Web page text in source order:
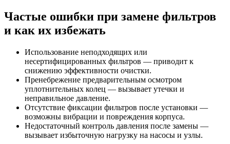
Частые ошибки при замене фильтров
и как их избежать
Использование неподходящих или
несертифицированных фильтров — приводит к
снижению эффективности очистки.
Пренебрежение предварительным осмотром
уплотнительных колец — вызывает утечки и
неправильное давление.
Отсутствие фиксации фильтров после установки —
возможны вибрации и повреждения корпуса.
Недостаточный контроль давления после замены —
вызывает избыточную нагрузку на насосы и узлы.